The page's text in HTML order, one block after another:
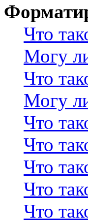
Что
Могу
Что
Могу
Что
Что
Что
Что
Что